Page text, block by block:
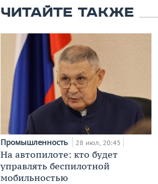
ЧИТАЙТЕ ТАКЖЕ
Промышленность 28 июл, 20:45
На автопилоте: кто будет
управлять беспилотной
мобильностью